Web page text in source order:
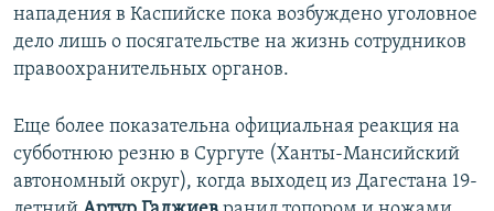
нападения в Каспийске пока возбуждено уголовное
дело лишь о посягательстве на жизнь сотрудников
правоохранительных органов.
Еще более показательна официальная реакция на
субботнюю резню в Сургуте (Ханты-Мансийский
автономный округ), когда выходец из Дагестана 19-